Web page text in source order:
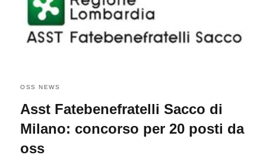
OSS NEWS
Asst Fatebenefratelli Sacco di
Milano: concorso per 20 posti da
oss